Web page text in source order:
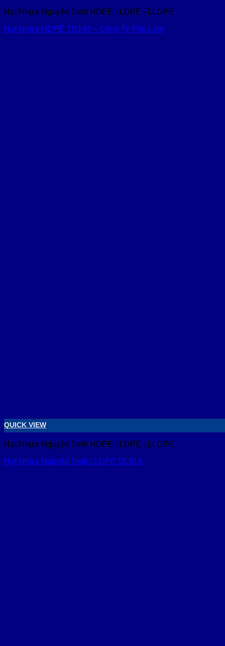
Hạt Nhựa Nguyên Sinh HDPE - LDPE - LLDPE
Hạt Nhựa HDPE TR144 – Công Ty Phú Lâm
QUICK VIEW
Hạt Nhựa Nguyên Sinh HDPE - LDPE - LLDPE
Hạt Nhựa Nguyên Sinh LLDPE UL814